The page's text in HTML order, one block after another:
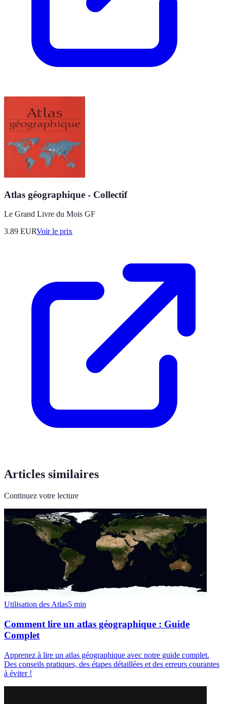
Atlas géographique - Collectif
Le Grand Livre du Mois GF
3.89 EURVoir le prix
Articles similaires
Continuez votre lecture
Utilisation des Atlas5 min
Comment lire un atlas géographique : Guide
Complet
Apprenez à lire un atlas géographique avec notre guide complet.
Des conseils pratiques, des étapes détaillées et des erreurs courantes
à éviter !